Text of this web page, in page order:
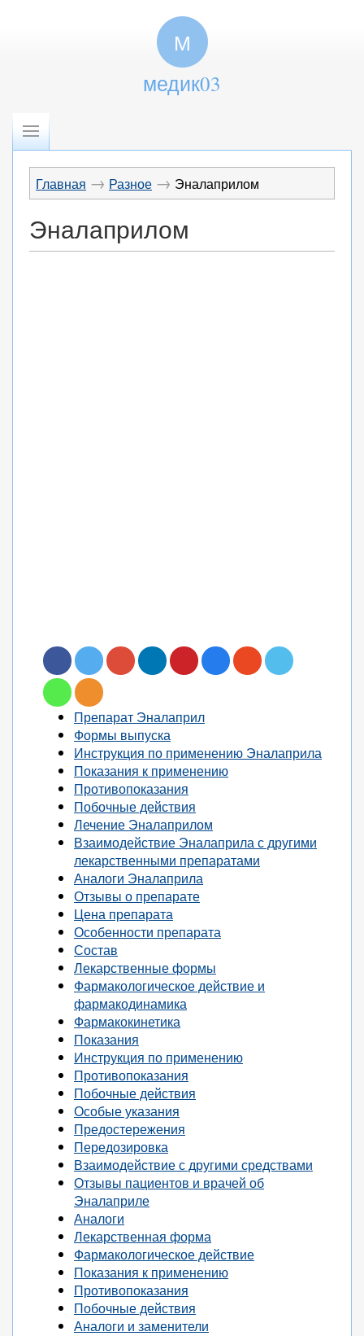
М
медик03
Главная → Разное → Эналаприлом
Эналаприлом
Препарат Эналаприл
Формы выпуска
Инструкция по применению Эналаприла
Показания к применению
Противопоказания
Побочные действия
Лечение Эналаприлом
Взаимодействие Эналаприла с другими
лекарственными препаратами
Аналоги Эналаприла
Отзывы о препарате
Цена препарата
Особенности препарата
Состав
Лекарственные формы
Фармакологическое действие и
фармакодинамика
Фармакокинетика
Показания
Инструкция по применению
Противопоказания
Побочные действия
Особые указания
Предостережения
Передозировка
Взаимодействие с другими средствами
Отзывы пациентов и врачей об
Эналаприле
Аналоги
Лекарственная форма
Фармакологическое действие
Показания к применению
Противопоказания
Побочные действия
Аналоги и заменители